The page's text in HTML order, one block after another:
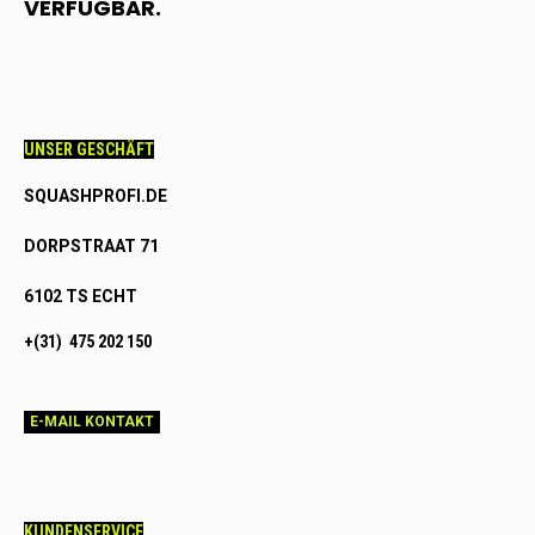
VERFÜGBAR.
UNSER GESCHÄFT
SQUASHPROFI.DE
DORPSTRAAT 71
6102 TS ECHT
+(31) 475 202 150
E-MAIL KONTAKT
KUNDENSERVICE